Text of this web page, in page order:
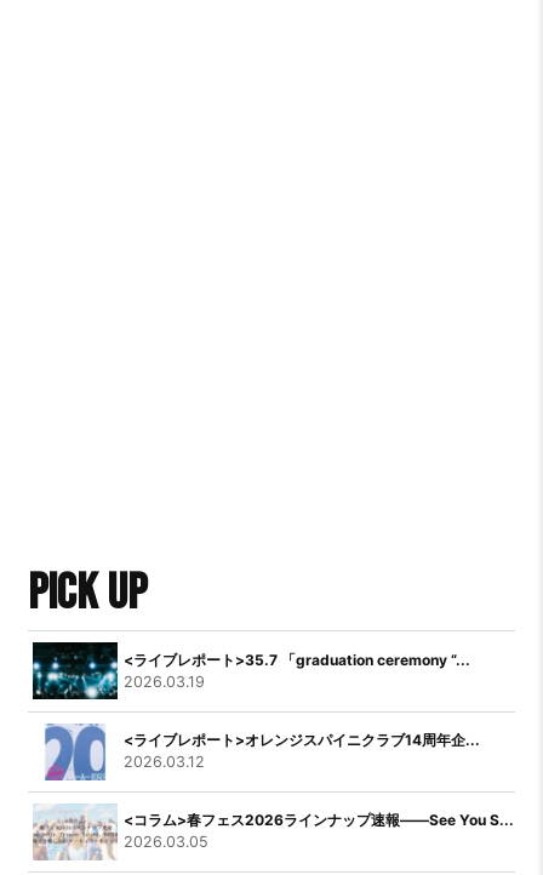
PICK UP
<ライブレポート>35.7 「graduation ceremony “...
2026.03.19
<ライブレポート>オレンジスパイニクラブ14周年企...
2026.03.12
<コラム>春フェス2026ラインナップ速報――See You S...
2026.03.05